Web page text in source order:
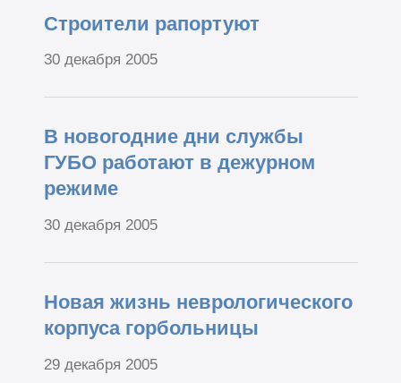
Строители рапортуют
30 декабря 2005
В новогодние дни службы
ГУБО работают в дежурном
режиме
30 декабря 2005
Новая жизнь неврологического
корпуса горбольницы
29 декабря 2005